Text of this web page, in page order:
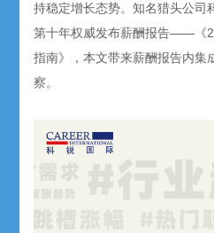
持稳定增长态势。知名猎头公司
第十年权威发布薪酬报告——《
指南》，本文带来薪酬报告内集
察。